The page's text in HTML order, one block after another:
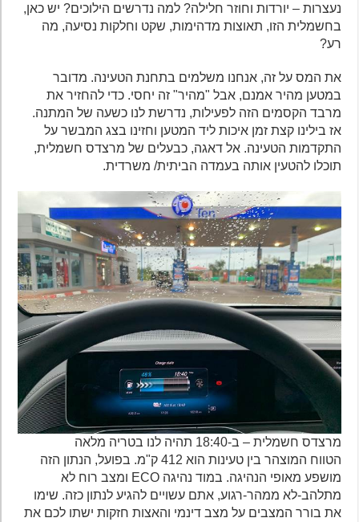
נעצרות – יורדות וחוזר חלילה? למה נדרשים הילוכים? יש כאן,
בחשמלית הזו, תאוצות מדהימות, שקט וחלקות נסיעה, מה
רע?
את המס על זה, אנחנו משלמים בתחנת הטעינה. מדובר
במטען מהיר אמנם, אבל "מהיר" זה יחסי. כדי להחזיר את
מרבד הקסמים הזה לפעילות, נדרשת לנו כשעה של המתנה.
אז בילינו קצת זמן איכות ליד המטען וחזינו בצג המבשר על
התקדמות הטעינה. אל דאגה, כבעלים של מרצדס חשמלית,
תוכלו להטעין אותה בעמדה הביתית/ משרדית.
מרצדס חשמלית – ב-18:40 תהיה לנו בטריה מלאה
הטווח המוצהר בין טעינות הוא 412 ק"מ. בפועל, הנתון הזה
מושפע מאופי הנהיגה. במוד נהיגה ECO ומצב רוח לא
מתלהב-לא ממהר-רגוע, אתם עשויים להגיע לנתון כזה. שימו
את בורר המצבים על מצב דינמי והאצות חזקות ישתו לכם את